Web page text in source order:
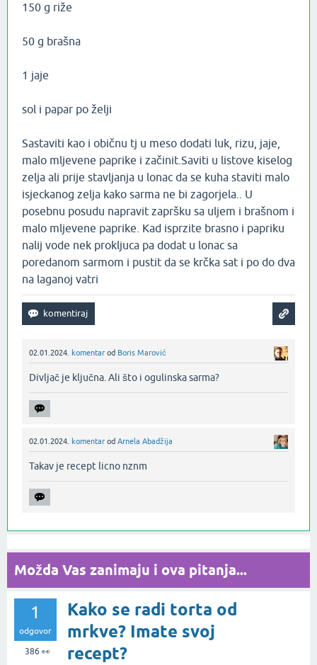
150 g riže
50 g brašna
1 jaje
sol i papar po želji
Sastaviti kao i običnu tj u meso dodati luk, rizu, jaje,
malo mljevene paprike i začinit.Saviti u listove kiselog
zelja ali prije stavljanja u lonac da se kuha staviti malo
isjeckanog zelja kako sarma ne bi zagorjela.. U
posebnu posudu napravit zapršku sa uljem i brašnom i
malo mljevene paprike. Kad isprzite brasno i papriku
nalij vode nek prokljuca pa dodat u lonac sa
poredanom sarmom i pustit da se krčka sat i po do dva
na laganoj vatri
02.01.2024. komentar od Boris Marović
Divljač je ključna. Ali što i ogulinska sarma?‌
02.01.2024. komentar od Arnela Abadžija
Takav je recept licno nznm‌
Možda Vas zanimaju i ova pitanja...
1
odgovor
386 👀
Kako se radi torta od
mrkve? Imate svoj
recept?